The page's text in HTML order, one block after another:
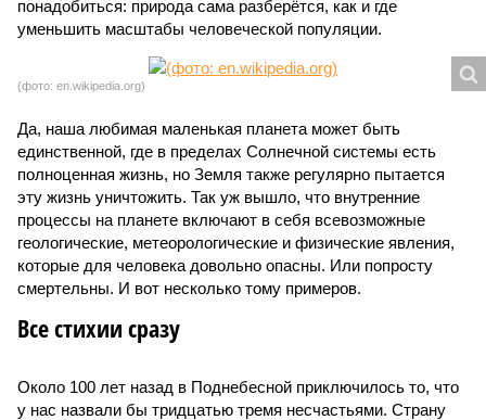
понадобиться: природа сама разберётся, как и где
уменьшить масштабы человеческой популяции.
(фото: en.wikipedia.org)
Да, наша любимая маленькая планета может быть
единственной, где в пределах Солнечной системы есть
полноценная жизнь, но Земля также регулярно пытается
эту жизнь уничтожить. Так уж вышло, что внутренние
процессы на планете включают в себя всевозможные
геологические, метеорологические и физические явления,
которые для человека довольно опасны. Или попросту
смертельны. И вот несколько тому примеров.
Все стихии сразу
Около 100 лет назад в Поднебесной приключилось то, что
у нас назвали бы тридцатью тремя несчастьями. Страну